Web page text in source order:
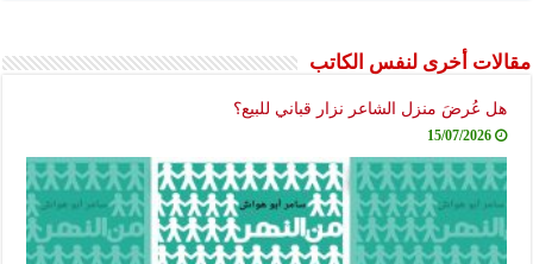
مقالات أخرى لنفس الكاتب
هل عُرضَ منزل الشاعر نزار قباني للبيع؟
15/07/2026